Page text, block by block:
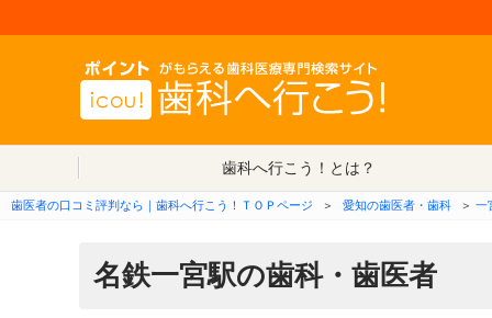
歯科へ行こう！とは？
歯医者の口コミ評判なら｜歯科へ行こう！ＴＯＰページ ＞ 愛知の歯医者・歯科 ＞ 一
名鉄一宮駅の歯科・歯医者